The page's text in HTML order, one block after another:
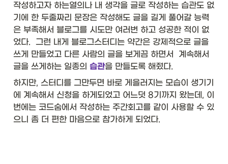
작성하고자 하는열의나 내 생각을 글로 작성하는 습관도 없
기에 한 두줄짜리 문장은 작성해도 글을 길게 풀어갈 능력
은 부족해서 블로그를 시도만 여러번 하고 성공한 적이 없
었다.  그런 내게 블로그스터디는 약간은 강제적으로 글을
쓰게 만들었고 다른 사람의 글을 보게끔 하면서  계속해서
글을 쓰게하는 일종의 습관을 만들도록 해줬다.
하지만, 스터디를 그만두면 바로 게을러지는 모습이 생기기
에 계속해서 신청을 하게되었고 어느덧 8기까지 왔는데, 이
번에는 코드숨에서 작성하는 주간회고를 같이 사용할 수 있
으니 좀 더 편한 마음으로 참가하게 되었다.